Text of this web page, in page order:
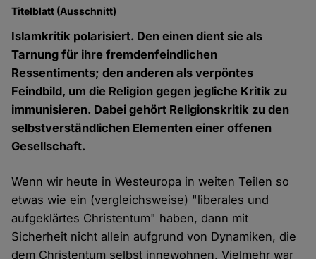
Titelblatt (Ausschnitt)
Islamkritik polarisiert. Den einen dient sie als
Tarnung für ihre fremdenfeindlichen
Ressentiments; den anderen als verpöntes
Feindbild, um die Religion gegen jegliche Kritik zu
immunisieren. Dabei gehört Religionskritik zu den
selbstverständlichen Elementen einer offenen
Gesellschaft.
Wenn wir heute in Westeuropa in weiten Teilen so
etwas wie ein (vergleichsweise) "liberales und
aufgeklärtes Christentum" haben, dann mit
Sicherheit nicht allein aufgrund von Dynamiken, die
dem Christentum selbst innewohnen. Vielmehr war